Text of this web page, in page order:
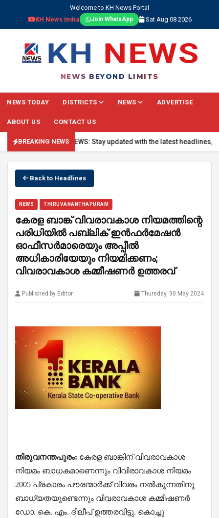
Welcome to KH News Portal
KH News India
Join WhatsApp Sat Aug 08 2026
NEWS BEYOND LIMITS
NEWS TODAY DISTRICTS NEWS ADVERTISE
ABOUT US CONTACT US
BREAKING NEWS
🔴 BREAKING NEWS: Stay updated with the latest headlines,
Back to Headlines
NEWS THIRUVANANTHAPURAM
കേരള ബാങ്ക് വിവരാവകാശ നിയമത്തിന്റെ
പരിധിയിൽ പബ്ലിക് ഇൻഫർമേഷൻ
ഓഫീസർമാരെയും അപ്പീൽ
അധികാരിയേയും നിയമിക്കണം;
വിവരാവകാശ കമ്മീഷണർ ഉത്തരവ്
Published by Editor Thursday, 30 May 2024
തിരുവനന്തപുരം: കേരള ബാങ്കിന് വിവരാവകാശ
നിയമം ബാധകമാണെന്നും വിവിരാവകാശ നിയമം
2005 പ്രകാരം പൗരന്മാർക്ക് വിവരം നൽകുന്നതിനു
ബാധ്യതയുണ്ടെന്നും വിവരാവകാശ കമ്മീഷണർ
ഡോ. കെ. എം. ദിലീപ് ഉത്തരവിട്ടു. കൊച്ചു